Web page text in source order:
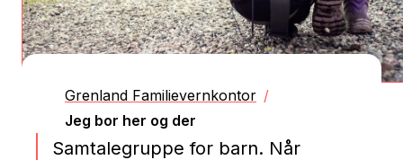
Grenland Familievernkontor /
Jeg bor her og der
Samtalegruppe for barn. Når